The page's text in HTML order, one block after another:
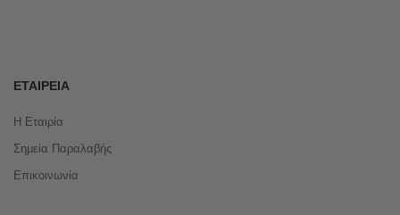
ΕΤΑΙΡΕΊΑ
Η Εταιρία
Σημεία Παραλαβής
Επικοινωνία